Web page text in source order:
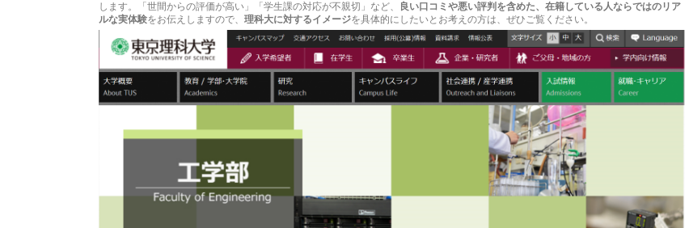
します。「世間からの評価が高い」「学生課の対応が不親切」など、
良い口コミや悪い評判を含めた、在籍している人ならではのリア
ルな実体験をお伝えしますので、 理科大に対するイメージを具体的にしたいとお考えの方は、ぜひご覧ください。